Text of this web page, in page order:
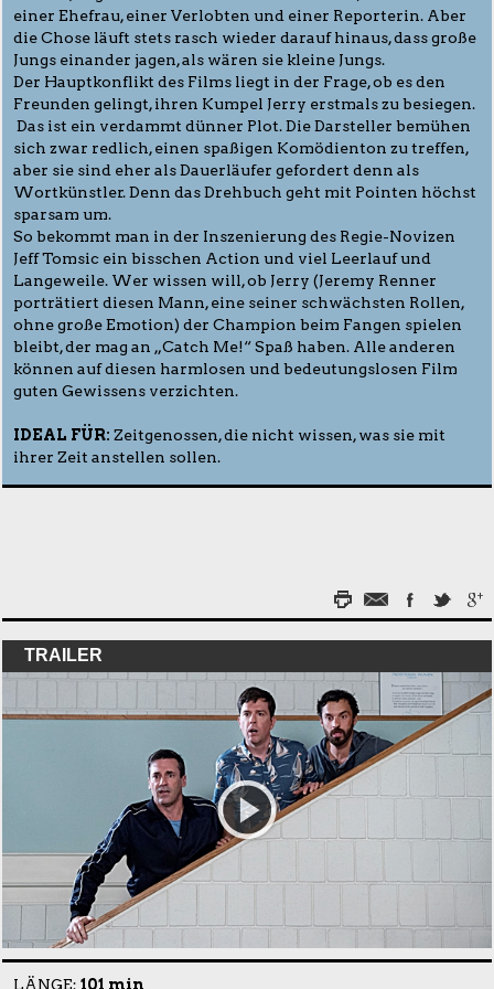
einer Ehefrau, einer Verlobten und einer Reporterin. Aber
die Chose läuft stets rasch wieder darauf hinaus, dass große
Jungs einander jagen, als wären sie kleine Jungs.
Der Hauptkonflikt des Films liegt in der Frage, ob es den
Freunden gelingt, ihren Kumpel Jerry erstmals zu besiegen.
Das ist ein verdammt dünner Plot. Die Darsteller bemühen
sich zwar redlich, einen spaßigen Komödienton zu treffen,
aber sie sind eher als Dauerläufer gefordert denn als
Wortkünstler. Denn das Drehbuch geht mit Pointen höchst
sparsam um.
So bekommt man in der Inszenierung des Regie-Novizen
Jeff Tomsic ein bisschen Action und viel Leerlauf und
Langeweile. Wer wissen will, ob Jerry (Jeremy Renner
porträtiert diesen Mann, eine seiner schwächsten Rollen,
ohne große Emotion) der Champion beim Fangen spielen
bleibt, der mag an „Catch Me!“ Spaß haben. Alle anderen
können auf diesen harmlosen und bedeutungslosen Film
guten Gewissens verzichten.
IDEAL FÜR: Zeitgenossen, die nicht wissen, was sie mit
ihrer Zeit anstellen sollen.
TRAILER
LÄNGE: 101 min